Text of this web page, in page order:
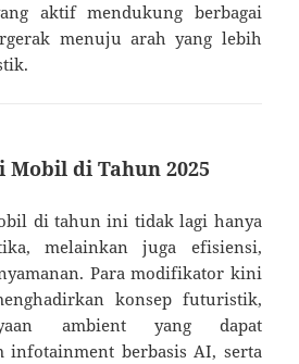
aktif mendukung berbagai
menuju arah yang lebih
di Tahun 2025
di tahun ini tidak lagi hanya
melainkan juga efisiensi,
Para modifikator kini
konsep futuristik,
ambient yang dapat
infotainment berbasis AI, serta